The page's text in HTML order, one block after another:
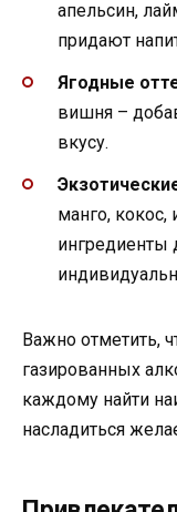
апельсин,
придают
Ягодные
вишня –
вкусу.
манго, кокос,
ингредиенты
Важно отметить,
газированных
каждому найти
насладиться